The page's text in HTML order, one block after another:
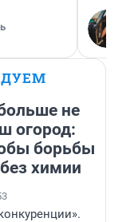
не
огород:
борьбы
химии